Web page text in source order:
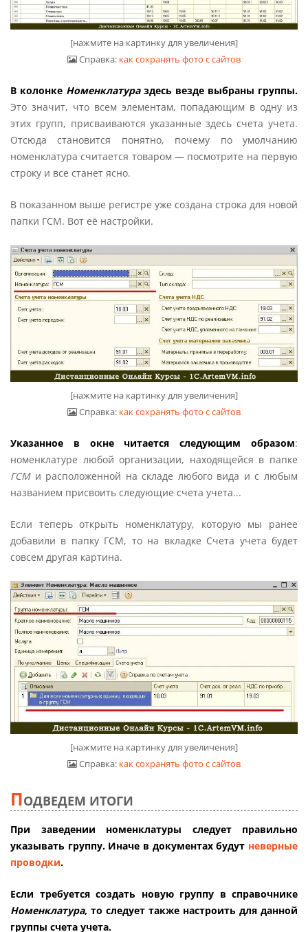
[нажмите на картинку для увеличения]
Справка: как сохранять фото с сайтов
В колонке Номенклатураздесь везде выбраны группы.
Это значит, что всем элементам, попадающим в одну из
этих групп, присваиваются указанные здесь счета учета.
Отсюда становится понятно, почему по умолчанию
номенклатура считается товаром — посмотрите на первую
строку и все станет ясно.
В показанном выше регистре уже создана строка для новой
папки ГСМ. Вот её настройки.
[нажмите на картинку для увеличения]
Справка: как сохранять фото с сайтов
Указанное в окне читается следующим образом:
номенклатуре любой организации, находящейся в папке
ГСМи расположенной на складе любого вида и с любым
названием присвоить следующие счета учета...
Если теперь открыть номенклатуру, которую мы ранее
добавили в папку ГСМ, то на вкладке Счета учета будет
совсем другая картина.
[нажмите на картинку для увеличения]
Справка: как сохранять фото с сайтов
ПОДВЕДЕМ ИТОГИ
При заведении номенклатуры следует правильно
указывать группу. Иначе в документах будут неверные
проводки.
Если требуется создать новую группу в справочнике
Номенклатура, то следует также настроить для данной
группы счета учета.